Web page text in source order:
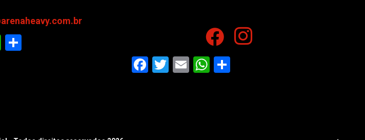
WhatsApp
Facebook
Twitter
EmailWhatsApp
Share